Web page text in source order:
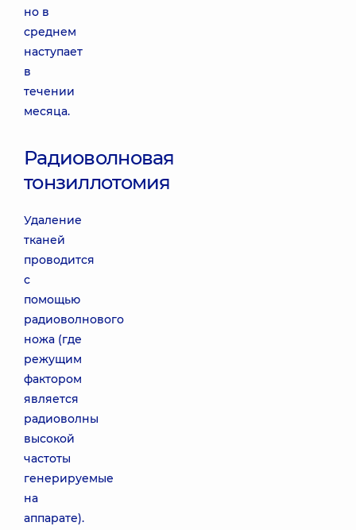
но в
среднем
наступает
в
течении
месяца.
Радиоволновая
тонзиллотомия
Удаление
тканей
проводится
с
помощью
радиоволнового
ножа (где
режущим
фактором
является
радиоволны
высокой
частоты
генерируемые
на
аппарате).